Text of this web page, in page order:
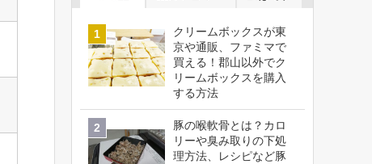
クリームボックスが東
京や通販、ファミマで
買える！郡山以外でク
リームボックスを購入
する方法
豚の喉軟骨とは？カロ
リーや臭み取りの下処
理方法、レシピなど豚